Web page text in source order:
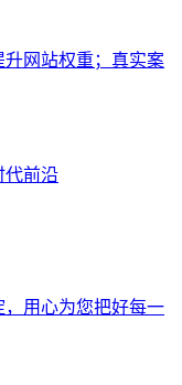
网站权重；真实案
代前沿
，用心为您把好每一